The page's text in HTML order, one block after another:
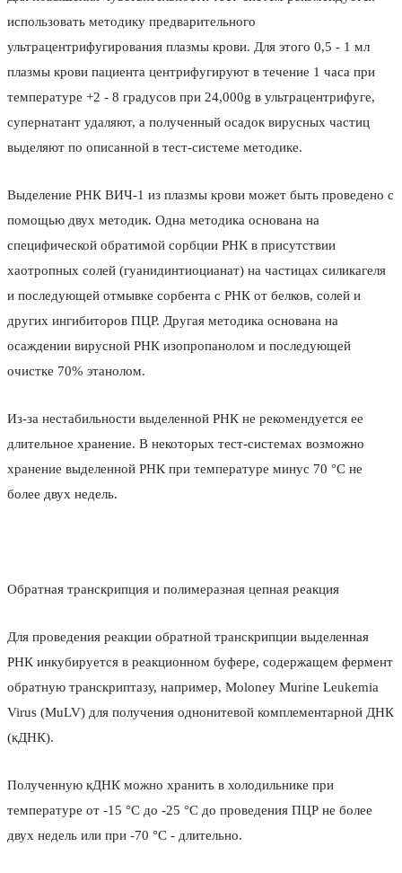
использовать методику предварительного
ультрацентрифугирования плазмы крови. Для этого 0,5 - 1 мл
плазмы крови пациента центрифугируют в течение 1 часа при
температуре +2 - 8 градусов при 24,000g в ультрацентрифуге,
супернатант удаляют, а полученный осадок вирусных частиц
выделяют по описанной в тест-системе методике.
Выделение РНК ВИЧ-1 из плазмы крови может быть проведено с
помощью двух методик. Одна методика основана на
специфической обратимой сорбции РНК в присутствии
хаотропных солей (гуанидинтиоцианат) на частицах силикагеля
и последующей отмывке сорбента с РНК от белков, солей и
других ингибиторов ПЦР. Другая методика основана на
осаждении вирусной РНК изопропанолом и последующей
очистке 70% этанолом.
Из-за нестабильности выделенной РНК не рекомендуется ее
длительное хранение. В некоторых тест-системах возможно
хранение выделенной РНК при температуре минус 70 °С не
более двух недель.
Обратная транскрипция и полимеразная цепная реакция
Для проведения реакции обратной транскрипции выделенная
РНК инкубируется в реакционном буфере, содержащем фермент
обратную транскриптазу, например, Moloney Murine Leukemia
Virus (MuLV) для получения однонитевой комплементарной ДНК
(кДНК).
Полученную кДНК можно хранить в холодильнике при
температуре от -15 °С до -25 °С до проведения ПЦР не более
двух недель или при -70 °С - длительно.